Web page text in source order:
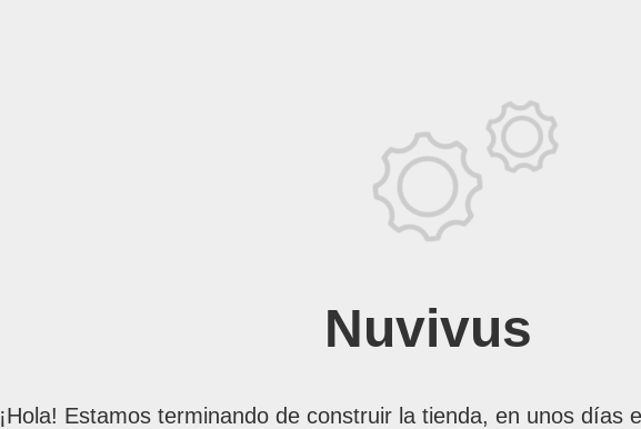
Nuvivus
¡Hola! Estamos terminando de construir la tienda, en unos días